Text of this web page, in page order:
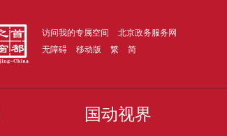
访问我的专属空间
北京政务服务网
无障碍
移动版 繁 简
国动视界